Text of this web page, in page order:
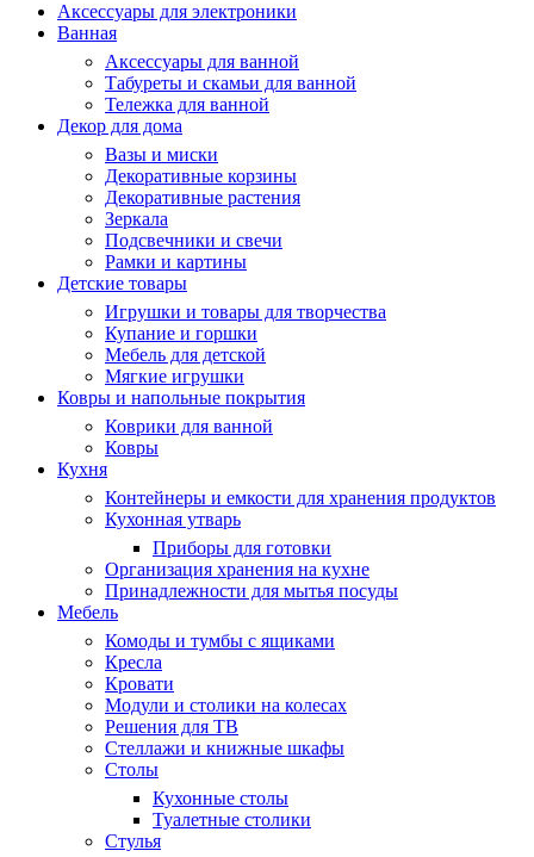
Аксессуары для электроники
Ванная
Аксессуары для ванной
Табуреты и скамьи для ванной
Тележка для ванной
Декор для дома
Вазы и миски
Декоративные корзины
Декоративные растения
Зеркала
Подсвечники и свечи
Рамки и картины
Детские товары
Игрушки и товары для творчества
Купание и горшки
Мебель для детской
Мягкие игрушки
Ковры и напольные покрытия
Коврики для ванной
Ковры
Кухня
Контейнеры и емкости для хранения продуктов
Кухонная утварь
Приборы для готовки
Организация хранения на кухне
Принадлежности для мытья посуды
Мебель
Комоды и тумбы с ящиками
Кресла
Кровати
Модули и столики на колесах
Решения для ТВ
Стеллажи и книжные шкафы
Столы
Кухонные столы
Туалетные столики
Стулья